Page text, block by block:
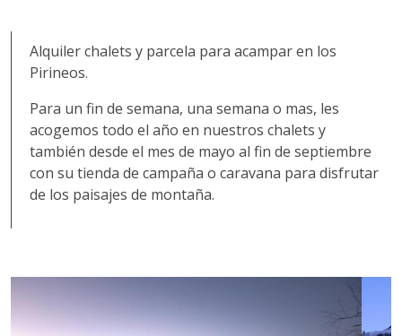
Alquiler chalets y parcela para acampar en los
Pirineos.
Para un fin de semana, una semana o mas, les
acogemos todo el año en nuestros chalets y
también desde el mes de mayo al fin de septiembre
con su tienda de campaña o caravana para disfrutar
de los paisajes de montaña.